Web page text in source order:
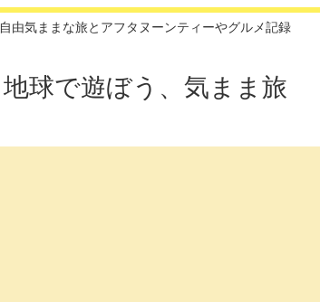
自由気ままな旅とアフタヌーンティーやグルメ記録
地球で遊ぼう、気まま旅